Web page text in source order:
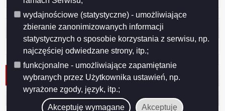
wydajnościowe (statystyczne) - umożliwiające
zbieranie zanonimizowanych informacji
statystycznych o sposobie korzystania z serwisu, np.
najczęściej odwiedzane strony, itp.;
funkcjonalne - umożliwiające zapamiętanie
wybranych przez Użytkownika ustawień, np.
wyrażone zgody, język, itp.;
Akceptuję wymagane Akceptuję
Administracja
Zaloguj się
Wnioski 2023 r.
Lista aktualności